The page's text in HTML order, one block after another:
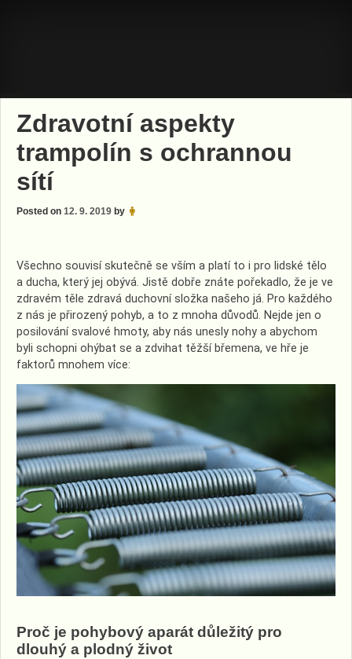
Zdravotní aspekty
trampolín s ochrannou
sítí
Posted on 12. 9. 2019 by
Všechno souvisí skutečně se vším a platí to i pro lidské tělo
a ducha, který jej obývá. Jistě dobře znáte pořekadlo, že je ve
zdravém těle zdravá duchovní složka našeho já. Pro každého
z nás je přirozený pohyb, a to z mnoha důvodů. Nejde jen o
posilování svalové hmoty, aby nás unesly nohy a abychom
byli schopni ohýbat se a zdvihat těžší břemena, ve hře je
faktorů mnohem více:
Proč je pohybový aparát důležitý pro
dlouhý a plodný život